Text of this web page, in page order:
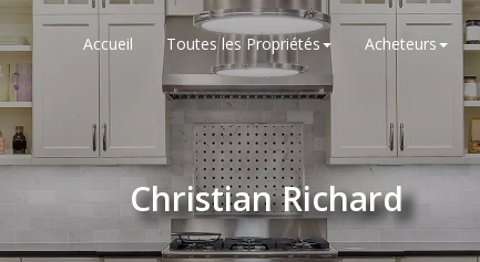
Accueil Toutes les Propriétés Acheteurs
Christian Richard